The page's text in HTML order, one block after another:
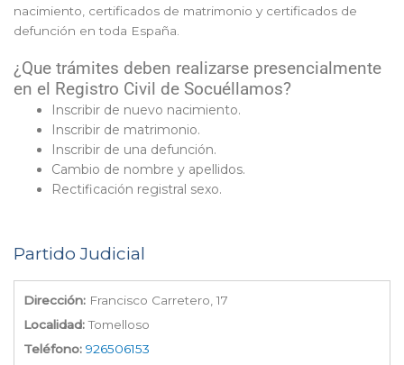
nacimiento, certificados de matrimonio y certificados de
defunción en toda España.
¿Que trámites deben realizarse presencialmente
en el Registro Civil de Socuéllamos?
Inscribir de nuevo nacimiento.
Inscribir de matrimonio.
Inscribir de una defunción.
Cambio de nombre y apellidos.
Rectificación registral sexo.
Partido Judicial
Dirección: Francisco Carretero, 17
Localidad:Tomelloso
Teléfono: 926506153